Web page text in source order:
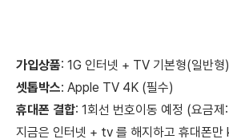
가입상품: 1G 인터넷 + TV 기본형(일반형)
셋톱박스: Apple TV 4K (필수)
휴대폰 결합: 1회선 번호이동 예정 (요금
지금은 인터넷 + tv 를 해지하고 휴대폰만